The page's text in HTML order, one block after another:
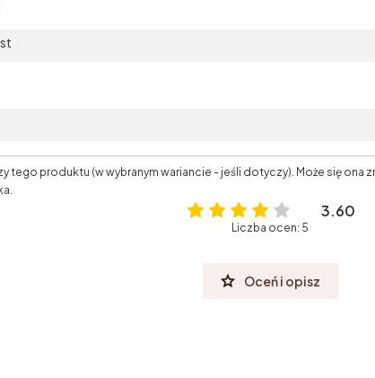
tego produktu (w wybranym wariancie - jeśli dotyczy). Może się ona
3.60
Liczba ocen: 5
Oceń i opisz